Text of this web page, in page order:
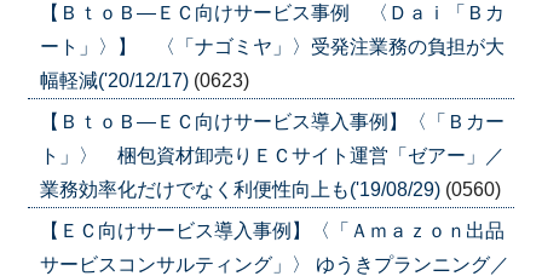
【ＢｔｏＢ―ＥＣ向けサービス事例 〈Ｄａｉ「Ｂカ
ート」〉】 〈「ナゴミヤ」〉受発注業務の負担が大
幅軽減('20/12/17) (0623)
【ＢｔｏＢ―ＥＣ向けサービス導入事例】〈「Ｂカー
ト」〉 梱包資材卸売りＥＣサイト運営「ゼアー」／
業務効率化だけでなく利便性向上も('19/08/29) (0560)
【ＥＣ向けサービス導入事例】〈「Ａｍａｚｏｎ出品
サービスコンサルティング」〉 ゆうきプランニング／